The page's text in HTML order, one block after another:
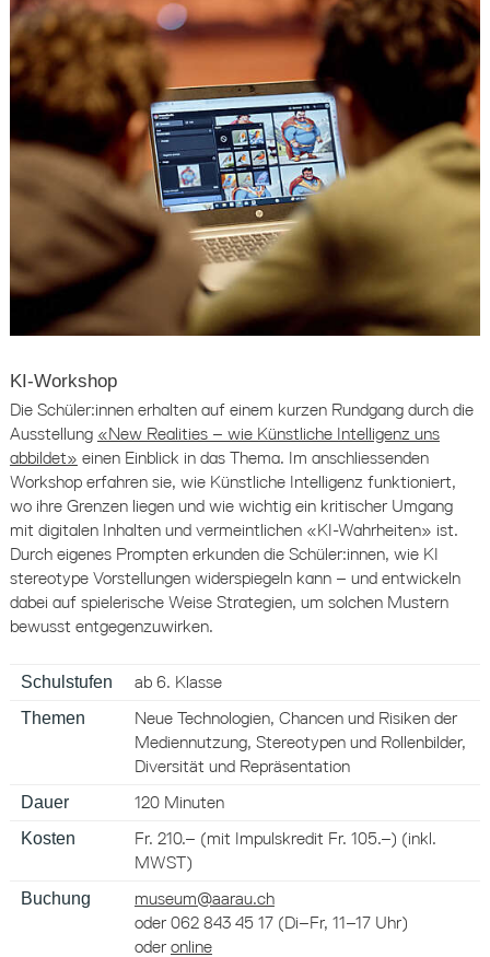
KI-Workshop
Die Schüler:innen erhalten auf einem kurzen Rundgang durch die
Ausstellung «New Realities – wie Künstliche Intelligenz uns
abbildet» einen Einblick in das Thema. Im anschliessenden
Workshop erfahren sie, wie Künstliche Intelligenz funktioniert,
wo ihre Grenzen liegen und wie wichtig ein kritischer Umgang
mit digitalen Inhalten und vermeintlichen «KI-Wahrheiten» ist.
Durch eigenes Prompten erkunden die Schüler:innen, wie KI
stereotype Vorstellungen widerspiegeln kann – und entwickeln
dabei auf spielerische Weise Strategien, um solchen Mustern
bewusst entgegenzuwirken.
Schulstufen ab 6. Klasse
Themen
Neue Technologien, Chancen und Risiken der
Mediennutzung, Stereotypen und Rollenbilder,
Diversität und Repräsentation
Dauer 120 Minuten
Kosten
Fr. 210.– (mit Impulskredit Fr. 105.–) (inkl.
MWST)
Buchung
museum@aarau.ch
oder 062 843 45 17 (Di–Fr, 11–17 Uhr)
oder online